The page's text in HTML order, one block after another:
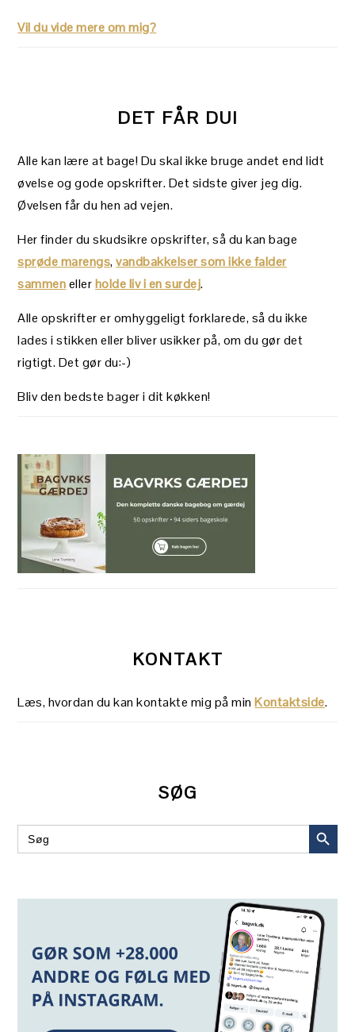
Vil du vide mere om mig?
DET FÅR DU!
Alle kan lære at bage! Du skal ikke bruge andet end lidt
øvelse og gode opskrifter. Det sidste giver jeg dig.
Øvelsen får du hen ad vejen.
Her finder du skudsikre opskrifter, så du kan bage
sprøde marengs,vandbakkelser som ikke falder
sammenellerholde liv i en surdej.
Alle opskrifter er omhyggeligt forklarede, så du ikke
lades i stikken eller bliver usikker på, om du gør det
rigtigt. Det gør du:-)
Bliv den bedste bager i dit køkken!
KONTAKT
Læs, hvordan du kan kontakte mig på minKontaktside.
SØG
Search
for:
SEARCH